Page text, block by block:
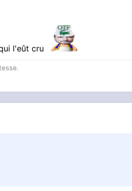
l'eût cru